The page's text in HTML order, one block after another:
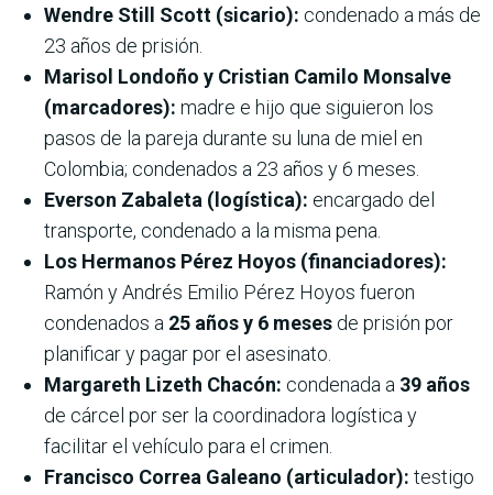
Wendre Still Scott (sicario): condenado a más de
23 años de prisión.
Marisol Londoño y Cristian Camilo Monsalve
(marcadores): madre e hijo que siguieron los
pasos de la pareja durante su luna de miel en
Colombia; condenados a 23 años y 6 meses.
Everson Zabaleta (logística): encargado del
transporte, condenado a la misma pena.
Los Hermanos Pérez Hoyos (financiadores):
Ramón y Andrés Emilio Pérez Hoyos fueron
condenados a 25 años y 6 meses de prisión por
planificar y pagar por el asesinato.
Margareth Lizeth Chacón: condenada a 39 años
de cárcel por ser la coordinadora logística y
facilitar el vehículo para el crimen.
Francisco Correa Galeano (articulador): testigo